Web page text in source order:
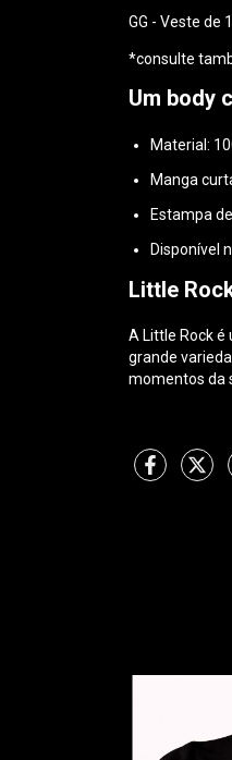
GG - Veste de
*consulte
Um body
Material:
Manga
Estampa
Disponível
Little
A Little Rock
grande
momentos da